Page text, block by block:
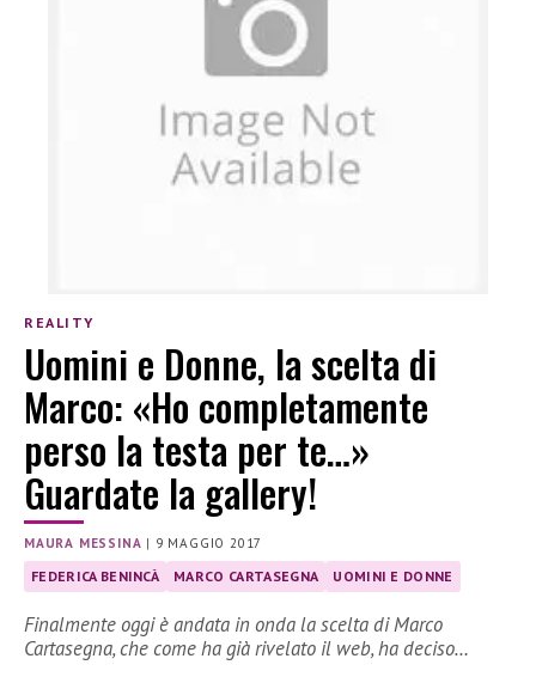
REALITY
Uomini e Donne, la scelta di
Marco: «Ho completamente
perso la testa per te…»
Guardate la gallery!
MAURA MESSINA | 9 MAGGIO 2017
FEDERICA BENINCÀ MARCO CARTASEGNA UOMINI E DONNE
Finalmente oggi è andata in onda la scelta di Marco
Cartasegna, che come ha già rivelato il web, ha deciso…